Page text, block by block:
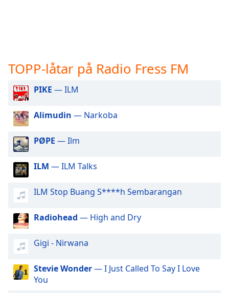
opens
settings
dialog
subtitles
off
selected
Track
Picture
This
modal
window.
TOPP-låtar på Radio Fress FM
PIKE — ILM
Alimudin — Narkoba
PØPE — Ilm
ILM — ILM Talks
ILM Stop Buang S****h Sembarangan
Radiohead — High and Dry
Gigi - Nirwana
Stevie Wonder— I Just Called To Say I Love
You